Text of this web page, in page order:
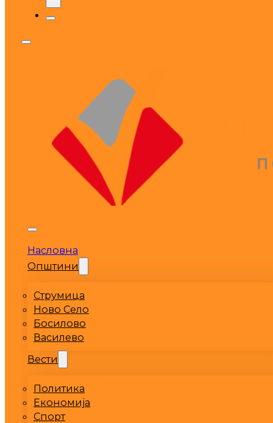
Насловна
Општини
Струмица
Ново Село
Босилово
Василево
Вести
Политика
Економија
Спорт